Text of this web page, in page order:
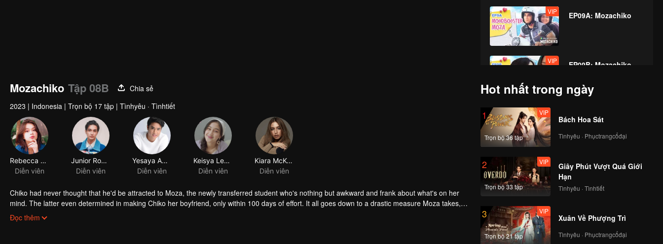
VIP EP09A: Mozachiko
VIP EP09B: Mozachiko
VIP
VIP EP10B: Mozachiko
VIP EP11A: Mozachiko
Mozachiko Tập 08B
Chia sẻ
2023 | Indonesia | Trọn bộ 17 tập | Tìnhyêu · Tìnhtiết
Rebecca Klopper
Diễn viên
Junior Roberts
Diễn viên
Yesaya Abraham
Diễn viên
Keisya Levronka
Diễn viên
Kiara McKenna
Diễn viên
Chiko had never thought that he'd be attracted to Moza, the newly transferred student who's nothing but awkward and frank about what's on her
mind. The latter even determined in making Chiko her boyfriend, only within 100 days of effort. It all goes down to a drastic measure Moza takes,
making a major plot twist: now Chiko is the one who's chasing after her.
Đọc thêm
Hot nhất trong ngày
1
Trọn bộ 36 tập
VIP
Bách Hoa Sát
Tìnhyêu · Phụctrangcổđại
2
Trọn bộ 33 tập
VIP
Giây Phút Vượt Quá Giới
Hạn
Tìnhyêu · Tìnhtiết
3
Trọn bộ 21 tập
VIP
Xuân Về Phượng Trì
Tìnhyêu · Phụctrangcổđại